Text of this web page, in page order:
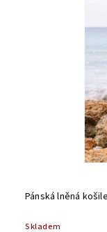
Pánská lněná
Skladem